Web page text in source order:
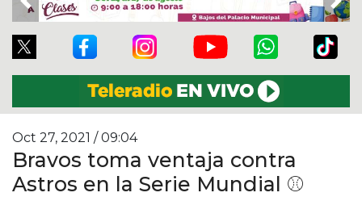
Previous
Oct 27, 2021 / 09:04
Bravos toma ventaja contra
Astros en la Serie Mundial ⚾️